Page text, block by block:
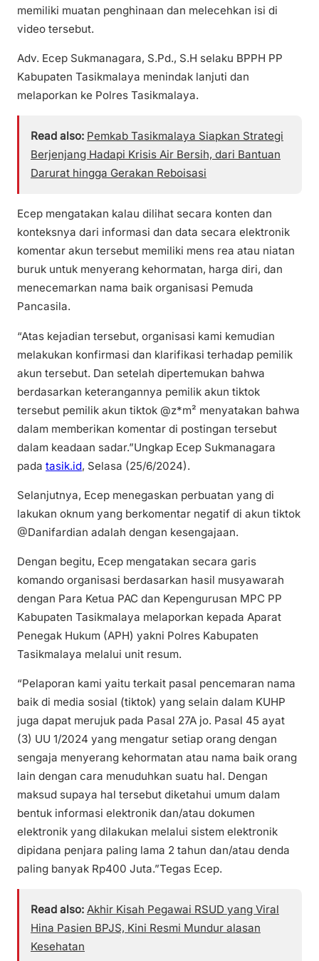
memiliki muatan penghinaan dan melecehkan isi di
video tersebut.
Adv. Ecep Sukmanagara, S.Pd., S.H selaku BPPH PP
Kabupaten Tasikmalaya menindak lanjuti dan
melaporkan ke Polres Tasikmalaya.
Read also: Pemkab Tasikmalaya Siapkan Strategi
Berjenjang Hadapi Krisis Air Bersih, dari Bantuan
Darurat hingga Gerakan Reboisasi
Ecep mengatakan kalau dilihat secara konten dan
konteksnya dari informasi dan data secara elektronik
komentar akun tersebut memiliki mens rea atau niatan
buruk untuk menyerang kehormatan, harga diri, dan
menecemarkan nama baik organisasi Pemuda
Pancasila.
“Atas kejadian tersebut, organisasi kami kemudian
melakukan konfirmasi dan klarifikasi terhadap pemilik
akun tersebut. Dan setelah dipertemukan bahwa
berdasarkan keterangannya pemilik akun tiktok
tersebut pemilik akun tiktok @z*m² menyatakan bahwa
dalam memberikan komentar di postingan tersebut
dalam keadaan sadar.”Ungkap Ecep Sukmanagara
pada tasik.id, Selasa (25/6/2024).
Selanjutnya, Ecep menegaskan perbuatan yang di
lakukan oknum yang berkomentar negatif di akun tiktok
@Danifardian adalah dengan kesengajaan.
Dengan begitu, Ecep mengatakan secara garis
komando organisasi berdasarkan hasil musyawarah
dengan Para Ketua PAC dan Kepengurusan MPC PP
Kabupaten Tasikmalaya melaporkan kepada Aparat
Penegak Hukum (APH) yakni Polres Kabupaten
Tasikmalaya melalui unit resum.
“Pelaporan kami yaitu terkait pasal pencemaran nama
baik di media sosial (tiktok) yang selain dalam KUHP
juga dapat merujuk pada Pasal 27A jo. Pasal 45 ayat
(3) UU 1/2024 yang mengatur setiap orang dengan
sengaja menyerang kehormatan atau nama baik orang
lain dengan cara menuduhkan suatu hal. Dengan
maksud supaya hal tersebut diketahui umum dalam
bentuk informasi elektronik dan/atau dokumen
elektronik yang dilakukan melalui sistem elektronik
dipidana penjara paling lama 2 tahun dan/atau denda
paling banyak Rp400 Juta.”Tegas Ecep.
Read also: Akhir Kisah Pegawai RSUD yang Viral
Hina Pasien BPJS, Kini Resmi Mundur alasan
Kesehatan